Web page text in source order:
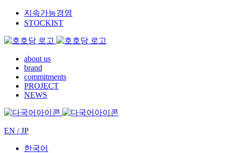
지속가능경영
STOCKIST
about us
brand
commitments
PROJECT
NEWS
EN / JP
한국어